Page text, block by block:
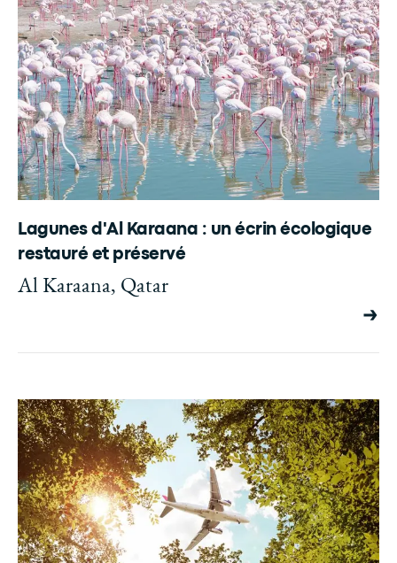
Lagunes d'Al Karaana : un écrin écologique
restauré et préservé
Al Karaana, Qatar